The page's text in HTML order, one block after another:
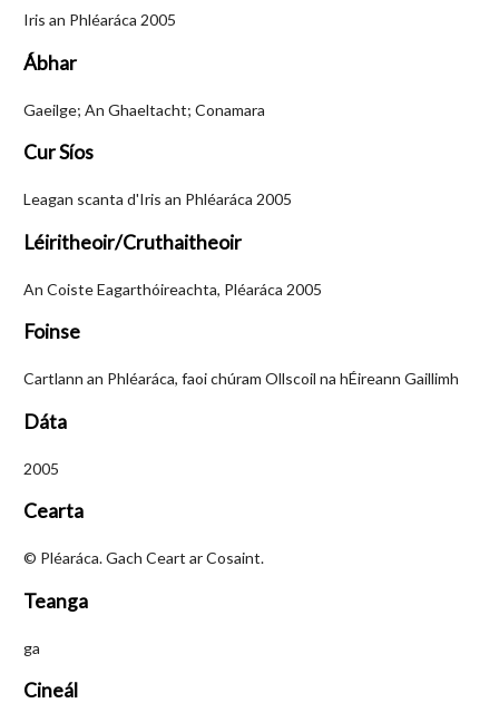
Iris an Phléaráca 2005
Ábhar
Gaeilge; An Ghaeltacht; Conamara
Cur Síos
Leagan scanta d'Iris an Phléaráca 2005
Léiritheoir/Cruthaitheoir
An Coiste Eagarthóireachta, Pléaráca 2005
Foinse
Cartlann an Phléaráca, faoi chúram Ollscoil na hÉireann Gaillimh
Dáta
2005
Cearta
© Pléaráca. Gach Ceart ar Cosaint.
Teanga
ga
Cineál